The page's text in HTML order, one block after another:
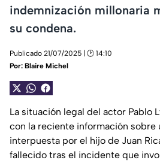
indemnización millonaria
su condena.
Publicado 21/07/2025 | 🕑 14:10
Por: Blaire Michel
La situación legal del actor Pablo
con la reciente información sobre
interpuesta por el hijo de Juan
fallecido tras el incidente que